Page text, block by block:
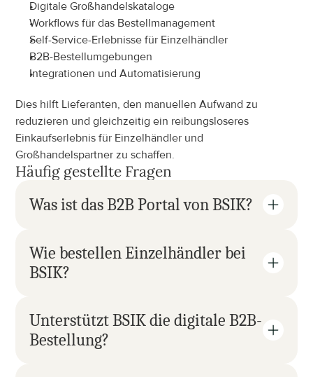
Digitale Großhandelskataloge
Workflows für das Bestellmanagement
Self-Service-Erlebnisse für Einzelhändler
B2B-Bestellumgebungen
Integrationen und Automatisierung
Dies hilft Lieferanten, den manuellen Aufwand zu
reduzieren und gleichzeitig ein reibungsloseres
Einkaufserlebnis für Einzelhändler und
Großhandelspartner zu schaffen.
Häufig gestellte Fragen
Was ist das B2B Portal von BSIK?
Wie bestellen Einzelhändler bei
BSIK?
Unterstützt BSIK die digitale B2B-
Bestellung?